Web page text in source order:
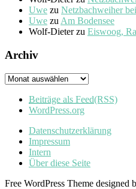
Uwe zu Netzbachweiher
Uwe zuAm Bodensee
Wolf-Dieterzu Eiswoog,
Archiv
Archiv
Beiträge als Feed(RSS)
WordPress.org
Datenschutzerklärung
Impressum
Intern
Über diese Seite
Free WordPress Theme designed